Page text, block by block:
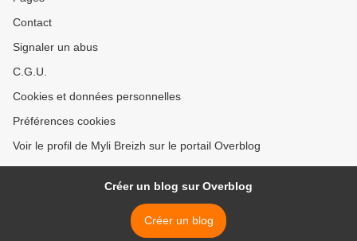
Contact
Signaler un abus
C.G.U.
Cookies et données personnelles
Préférences cookies
Voir le profil de Myli Breizh sur le portail Overblog
Créer un blog sur Overblog
Créer un blog